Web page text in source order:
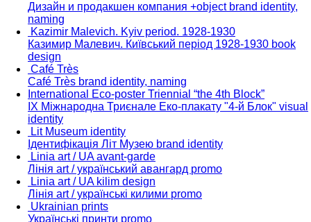
Дизайн и продакшен компания +object brand identity,
naming
Kazimir Malevich. Kyiv period. 1928-1930
Казимир Малевич. Київський період 1928-1930 book
design
Café Très
Café Très brand identity, naming
​International Eco-poster Triennial “the 4th Block”
IX Міжнародна Триєнале Еко-плакату "4-й Блок" visual
identity
Lit Museum identity
Ідентифікація Літ Музею brand identity
Linia art / UA avant-garde
Лінія art / український авангард promo
Linia art / UA kilim design
Лінія art / українські килими promo
Ukrainian prints
Українські принти promo